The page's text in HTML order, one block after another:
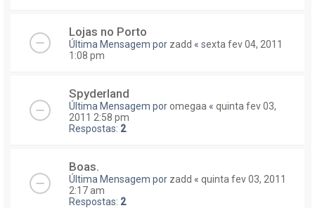
Lojas no Porto
Última Mensagem por zadd « sexta fev 04, 2011
1:08 pm
Spyderland
Última Mensagem poromegaa « quinta fev 03,
2011 2:58 pm
Respostas: 2
Boas.
Última Mensagem por zadd « quinta fev 03, 2011
2:17 am
Respostas: 2